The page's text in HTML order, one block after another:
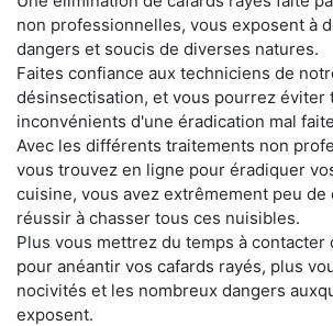
non professionnelles, vous exposent à
dangers et soucis de diverses natures.
Faites confiance aux techniciens de
désinsectisation, et vous pourrez éviter
inconvénients d'une éradication mal
Avec les différents traitements non
vous trouvez en ligne pour éradiquer
cuisine, vous avez extrêmement peu de
réussir à chasser tous ces nuisibles.
Plus vous mettrez du temps à contacter
pour anéantir vos cafards rayés, plus
nocivités et les nombreux dangers
exposent.